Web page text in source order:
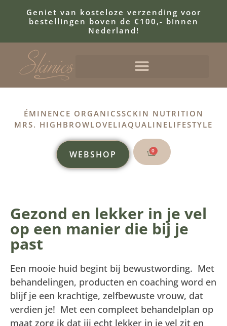
Geniet van kosteloze verzending voor
bestellingen boven de €100,- binnen
Nederland!
ÉMINENCE ORGANICSSCKIN NUTRITION
MRS. HIGHBROWLOVELIAQUALINELIFESTYLE
WEBSHOP 0
Gezond en lekker in je vel
op een manier die bij je
past
Een mooie huid begint bij bewustwording. Met
behandelingen, producten en coaching word en
blijf je een krachtige, zelfbewuste vrouw, dat
verdien je! Met een compleet behandelplan op
maat zorg ik dat jij echt lekker in je vel zit en